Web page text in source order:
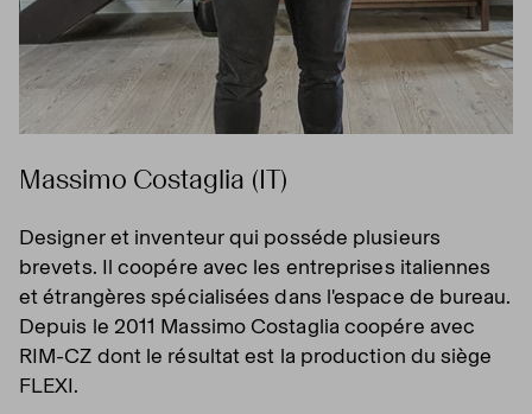
Massimo Costaglia (IT)
Designer et inventeur qui posséde plusieurs
brevets. Il coopére avec les entreprises italiennes
et étrangères spécialisées dans l'espace de bureau.
Depuis le 2011 Massimo Costaglia coopére avec
RIM-CZ dont le résultat est la production du siège
FLEXI.